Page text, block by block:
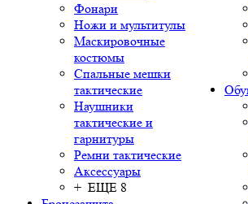
Фонари
Ножи и мультитулы
Маскировочные
костюмы
Спальные мешки
тактические
Наушники
тактические и
гарнитуры
Ремни тактические
Аксессуары
+ ЕЩЕ 8